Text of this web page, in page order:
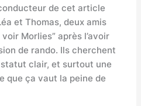
de cet article
et Thomas, deux amis
Morlies” après l’avoir
de rando. Ils cherchent
clair, et surtout une
que ça vaut la peine de